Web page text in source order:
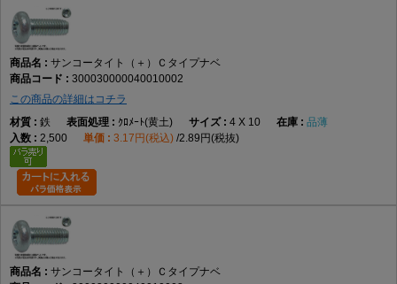
サンコータイト（＋）Ｃタイプナベ
300030000040010002
この商品の詳細はコチラ
鉄
ｸﾛﾒｰﾄ(黄土) 4 X 10
品薄
2,500
3.17円(税込) 2.89円(税抜)
サンコータイト（＋）Ｃタイプナベ